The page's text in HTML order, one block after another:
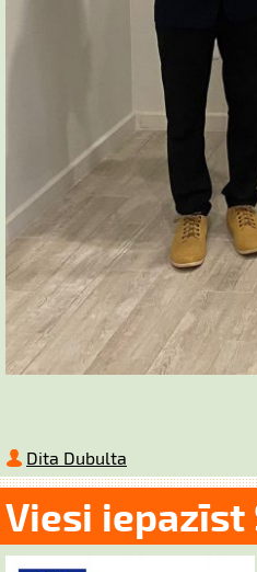
Dita Dubulta
Viesi iepazīst